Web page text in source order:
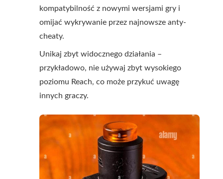
kompatybilność z nowymi wersjami gry i
omijać wykrywanie przez najnowsze anty-
cheaty.
Unikaj zbyt widocznego działania –
przykładowo, nie używaj zbyt wysokiego
poziomu Reach, co może przykuć uwagę
innych graczy.